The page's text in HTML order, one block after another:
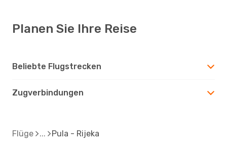
Planen Sie Ihre Reise
Beliebte Flugstrecken
Zugverbindungen
Flüge Pula - Rijeka